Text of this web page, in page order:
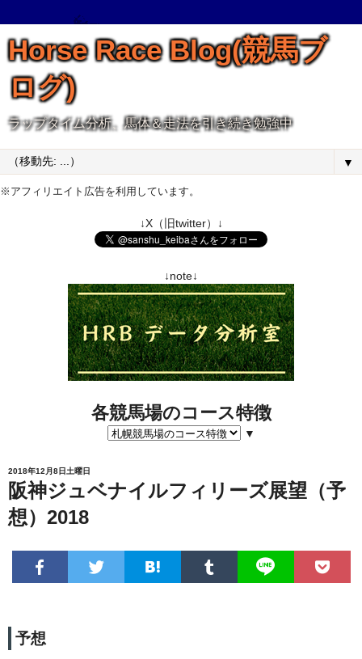
Horse Race Blog(競馬ブ
ログ)
ラップタイム分析、馬体＆走法を引き続き勉強中
▼
※アフィリエイト広告を利用しています。
↓X（旧twitter）↓
↓note↓
各競馬場のコース特徴
▼
2018年12月8日土曜日
阪神ジュベナイルフィリーズ展望（予
想）2018
予想